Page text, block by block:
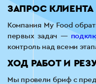
ЗАПРОС КЛИЕНТА
Компания My Food
первых задач —
контроль над всеми
ХОД РАБОТ И
Мы провели бриф с